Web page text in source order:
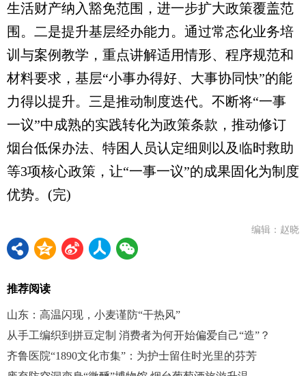
生活财产纳入豁免范围，进一步扩大政策覆盖范
围。二是提升基层经办能力。通过常态化业务培
训与案例教学，重点讲解适用情形、程序规范和
材料要求，基层“小事办得好、大事协同快”的能
力得以提升。三是推动制度迭代。不断将“一事
一议”中成熟的实践转化为政策条款，推动修订
烟台低保办法、特困人员认定细则以及临时救助
等3项核心政策，让“一事一议”的成果固化为制度
优势。(完)
编辑：赵晓
推荐阅读
山东：高温闪现，小麦谨防“干热风”
从手工编织到拼豆定制 消费者为何开始偏爱自己“造”？
齐鲁医院“1890文化市集”：为护士留住时光里的芬芳